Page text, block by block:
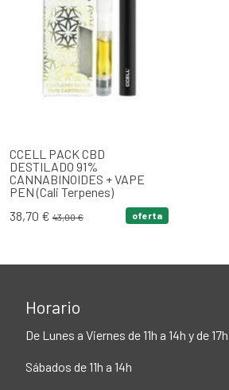
CCELL PACK CBD
DESTILADO 91%
CANNABINOIDES + VAPE
PEN (Cali Terpenes)
38,70 € 43,00 € oferta
Horario
De Lunes a Viernes de 11h a 14h y de
Sábados de 11h a 14h